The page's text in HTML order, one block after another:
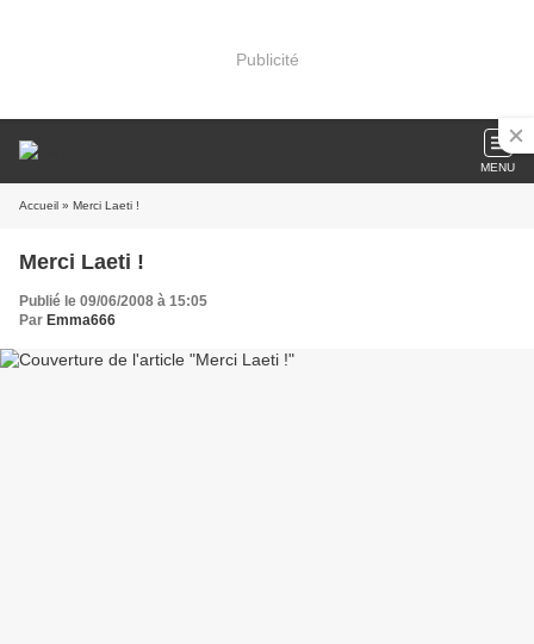
Publicité
MENU
Accueil » Merci Laeti !
Merci Laeti !
Publié le 09/06/2008 à 15:05
Par Emma666